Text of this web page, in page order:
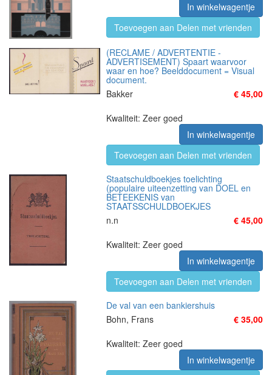
In winkelwagentje
Toevoegen aan Delen met vrienden
(RECLAME / ADVERTENTIE -
ADVERTISEMENT) Spaart waarvoor
waar en hoe? Beelddocument = Visual
document.
Bakker
€ 45,00
Kwaliteit: Zeer goed
In winkelwagentje
Toevoegen aan Delen met vrienden
Staatschuldboekjes toelichting
(populaire uiteenzetting van DOEL en
BETEEKENIS van
STAATSSCHULDBOEKJES
n.n
€ 45,00
Kwaliteit: Zeer goed
In winkelwagentje
Toevoegen aan Delen met vrienden
De val van een bankiershuis
Bohn, Frans
€ 35,00
Kwaliteit: Zeer goed
In winkelwagentje